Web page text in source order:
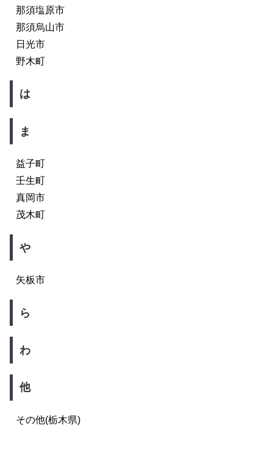
那須塩原市
那須烏山市
日光市
野木町
は
ま
益子町
壬生町
真岡市
茂木町
や
矢板市
ら
わ
他
その他(栃木県)